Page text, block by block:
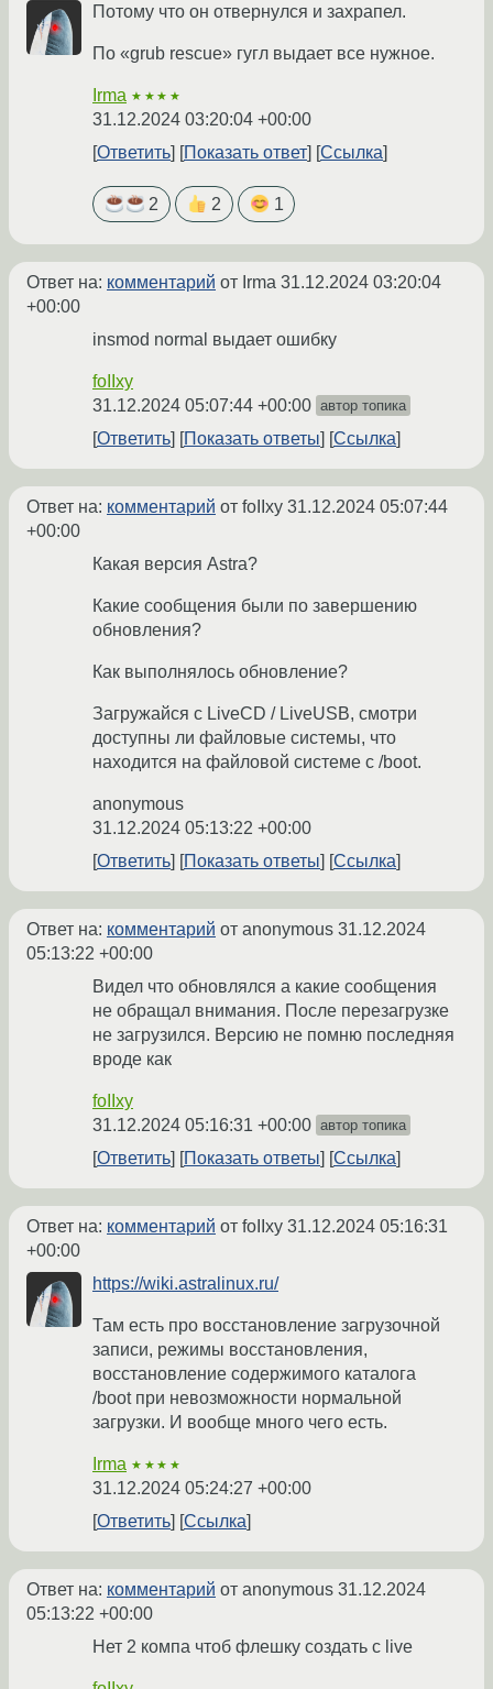
Потому что он отвернулся и захрапел.
По «grub rescue» гугл выдает все нужное.
Irma ★★★★
31.12.2024 03:20:04 +00:00
Ответить
Показать ответ Ссылка
2 2 1
Ответ на: комментарий от Irma 31.12.2024 03:20:04
+00:00
insmod normal выдает ошибку
foIIxy
31.12.2024 05:07:44 +00:00 автор топика
Ответить Показать ответы Ссылка
Ответ на: комментарий от foIIxy 31.12.2024 05:07:44
+00:00
Какая версия Astra?
Какие сообщения были по завершению
обновления?
Как выполнялось обновление?
Загружайся c LiveCD / LiveUSB, смотри
доступны ли файловые системы, что
находится на файловой системе с /boot.
anonymous
31.12.2024 05:13:22 +00:00
Ответить
Показать ответы Ссылка
Ответ на: комментарий от anonymous 31.12.2024
05:13:22 +00:00
Видел что обновлялся а какие сообщения
не обращал внимания. После перезагрузке
не загрузился. Версию не помню последняя
вроде как
foIIxy
31.12.2024 05:16:31 +00:00 автор топика
Ответить Показать ответы Ссылка
Ответ на: комментарий от foIIxy 31.12.2024 05:16:31
+00:00
https://wiki.astralinux.ru/
Там есть про восстановление загрузочной
записи, режимы восстановления,
восстановление содержимого каталога
/boot при невозможности нормальной
загрузки. И вообще много чего есть.
Irma ★★★★
31.12.2024 05:24:27 +00:00
Ответить
Ссылка
Ответ на: комментарий от anonymous 31.12.2024
05:13:22 +00:00
Нет 2 компа чтоб флешку создать с live